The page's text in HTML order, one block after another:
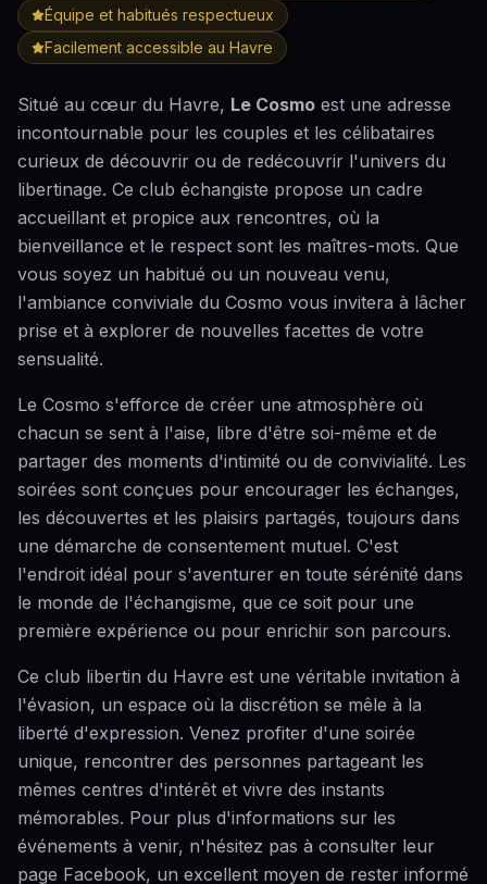
Équipe et habitués respectueux
Facilement accessible au Havre
Situé au cœur du Havre, Le Cosmo est une adresse
incontournable pour les couples et les célibataires
curieux de découvrir ou de redécouvrir l'univers du
libertinage. Ce club échangiste propose un cadre
accueillant et propice aux rencontres, où la
bienveillance et le respect sont les maîtres-mots. Que
vous soyez un habitué ou un nouveau venu,
l'ambiance conviviale du Cosmo vous invitera à lâcher
prise et à explorer de nouvelles facettes de votre
sensualité.
Le Cosmo s'efforce de créer une atmosphère où
chacun se sent à l'aise, libre d'être soi-même et de
partager des moments d'intimité ou de convivialité. Les
soirées sont conçues pour encourager les échanges,
les découvertes et les plaisirs partagés, toujours dans
une démarche de consentement mutuel. C'est
l'endroit idéal pour s'aventurer en toute sérénité dans
le monde de l'échangisme, que ce soit pour une
première expérience ou pour enrichir son parcours.
Ce club libertin du Havre est une véritable invitation à
l'évasion, un espace où la discrétion se mêle à la
liberté d'expression. Venez profiter d'une soirée
unique, rencontrer des personnes partageant les
mêmes centres d'intérêt et vivre des instants
mémorables. Pour plus d'informations sur les
événements à venir, n'hésitez pas à consulter leur
page Facebook, un excellent moyen de rester informé